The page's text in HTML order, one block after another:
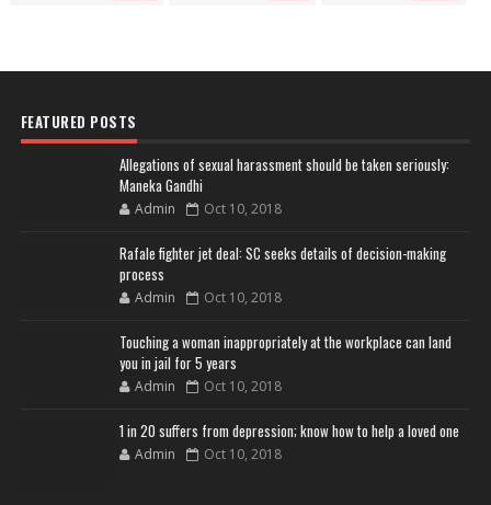
FEATURED POSTS
Allegations of sexual harassment should be taken seriously:
Maneka Gandhi
Admin Oct 10, 2018
Rafale fighter jet deal: SC seeks details of decision-making
process
Admin Oct 10, 2018
Touching a woman inappropriately at the workplace can land
you in jail for 5 years
Admin Oct 10, 2018
1 in 20 suffers from depression; know how to help a loved one
Admin Oct 10, 2018